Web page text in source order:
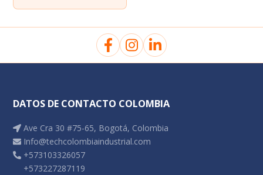
DATOS DE CONTACTO COLOMBIA
Ave Cra 30 #75-65, Bogotá, Colombia
Info@techcolombiaindustrial.com
+573103326057
+573227287119